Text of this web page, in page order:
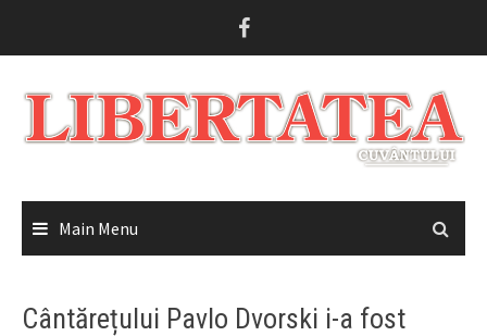
Main Menu
Cântărețului Pavlo Dvorski i-a fost